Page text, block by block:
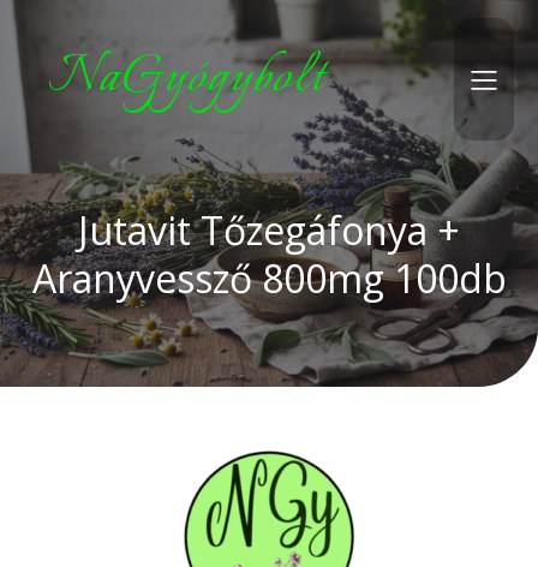
NaGyógybolt
Jutavit Tőzegáfonya +
Aranyvessző 800mg 100db